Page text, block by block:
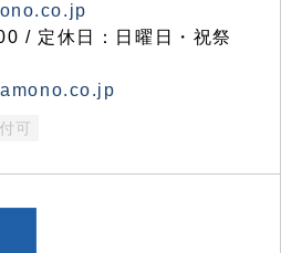
/ 定休日：日曜日・祝祭
可